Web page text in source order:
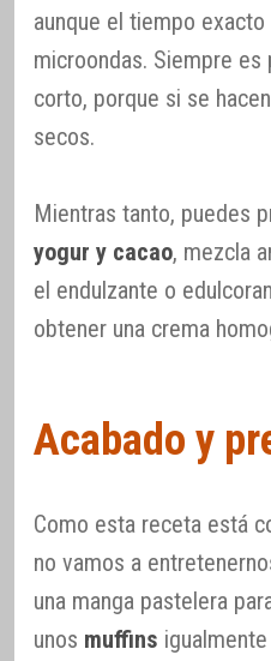
aunque el tiempo exacto
microondas. Siempre
corto, porque si se
secos.
Mientras tanto, puedes
yogur y cacao, mezcla
el endulzante o
obtener una crema
Acabado y
Como esta receta está
no vamos a
una manga pastelera
unos muffins